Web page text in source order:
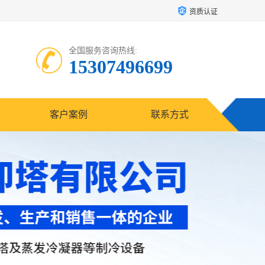
资质认证
全国服务咨询热线:
15307496699
客户案例 联系方式